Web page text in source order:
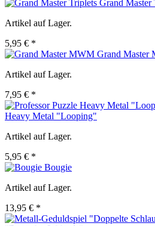
Grand Master
Artikel auf Lager.
5,95 € *
Grand Master
Artikel auf Lager.
7,95 € *
Heavy Metal "Looping"
Artikel auf Lager.
5,95 € *
Bougie
Artikel auf Lager.
13,95 € *